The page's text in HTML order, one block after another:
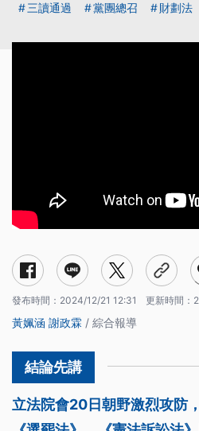
三讀通過 黨團總召 財劃法
發布時間： 2024/12/21 12:31 更新時間：
黃姵涵 謝政霖 / 綜合報導
立法院會20日朝野激烈攻防